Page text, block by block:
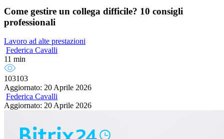
Come gestire un collega difficile? 10 consigli
professionali
Lavoro ad alte prestazioni
Federica Cavalli
11 min
103103
Aggiornato: 20 Aprile 2026
Federica Cavalli
Aggiornato: 20 Aprile 2026